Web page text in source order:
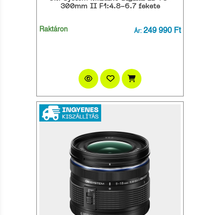
300mm II F1:4.8-6.7 fekete
Raktáron Ár: 249 990 Ft